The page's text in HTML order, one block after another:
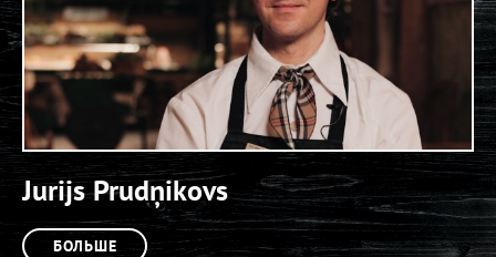
Jurijs Prudņikovs
БОЛЬШЕ